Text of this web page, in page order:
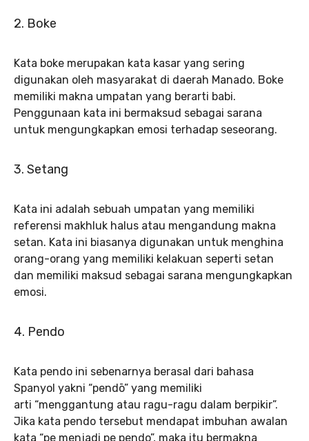
2. Boke
Kata boke merupakan kata kasar yang sering
digunakan oleh masyarakat di daerah Manado. Boke
memiliki makna umpatan yang berarti babi.
Penggunaan kata ini bermaksud sebagai sarana
untuk mengungkapkan emosi terhadap seseorang.
3. Setang
Kata ini adalah sebuah umpatan yang memiliki
referensi makhluk halus atau mengandung makna
setan. Kata ini biasanya digunakan untuk menghina
orang-orang yang memiliki kelakuan seperti setan
dan memiliki maksud sebagai sarana mengungkapkan
emosi.
4. Pendo
Kata pendo ini sebenarnya berasal dari bahasa
Spanyol yakni “pendō” yang memiliki
arti “menggantung atau ragu-ragu dalam berpikir”.
Jika kata pendo tersebut mendapat imbuhan awalan
kata “pe menjadi pe pendo”, maka itu bermakna